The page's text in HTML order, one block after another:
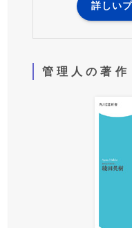
詳しい
管 理 人 の 著 作